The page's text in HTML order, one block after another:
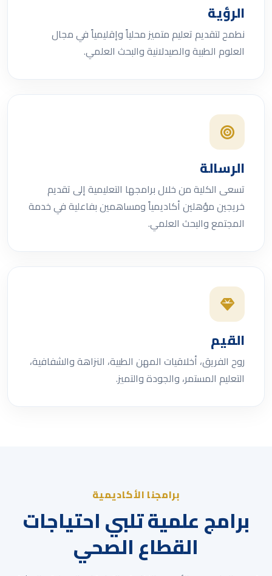
الرؤية
نطمح لتقديم تعليم متميز محلياً وإقليمياً في مجال
العلوم الطبية والصيدلانية والبحث العلمي.
الرسالة
تسعى الكلية من خلال برامجها التعليمية إلى تقديم
خريجين مؤهلين أكاديمياً ومساهمين بفاعلية في خدمة
المجتمع والبحث العلمي.
القيم
روح الفريق، أخلاقيات المهن الطبية، النزاهة والشفافية،
التعليم المستمر، والجودة والتميز.
برامجنا الأكاديمية
برامج علمية تلبي احتياجات
القطاع الصحي